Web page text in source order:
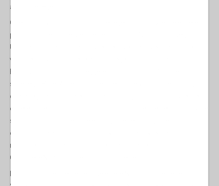
al di là dell'egemonia.
Questo nuovo mondo, al di là dell'egemonia, dovrebbe essere il
punto di partenza del Vertice del futuro. Gli Stati Uniti, il Regno
Unito e l'Unione Europea dovrebbero venire al Vertice non nel
vano tentativo di sostenere la loro egemonia (come fantastica
sulle regole” dell'America - un'espressione vacua che immagina
che le regole siano determinate solo dagli Stati Uniti. Dovrebbero
essere parte di un nuovo mondo multipolare che cerca di trovare
soluzioni a profonde sfide ecologiche, tecnologiche,
economiche e di altro tipo. Il nuovo ordine dovrebbe basarsi sul
multilateralismo e sul diritto internazionale nell'ambito di una
Carta delle Nazioni Unite opportunamente riformata.
In qualità di Presidente della Rete delle Nazioni Unite per le